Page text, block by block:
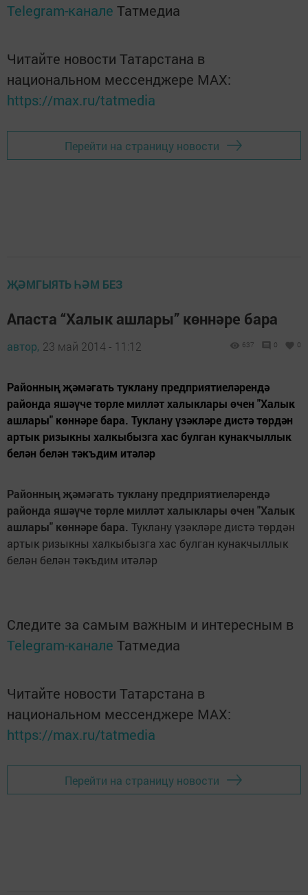
Telegram-канале Татмедиа
Читайте новости Татарстана в
национальном мессенджере MАХ:
https://max.ru/tatmedia
Перейти на страницу новости
ҖӘМГЫЯТЬ ҺӘМ БЕЗ
Апаста “Халык ашлары” көннәре бара
автор, 23 май 2014 - 11:12 637 0 0
Районның җәмәгать туклану предприятиеләрендә
районда яшәүче төрле милләт халыклары өчен "Халык
ашлары" көннәре бара. Туклану үзәкләре дистә төрдән
артык ризыкны халкыбызга хас булган кунакчыллык
белән белән тәкъдим итәләр
Районның җәмәгать туклану предприятиеләрендә
районда яшәүче төрле милләт халыклары өчен "Халык
ашлары" көннәре бара. Туклану үзәкләре дистә төрдән
артык ризыкны халкыбызга хас булган кунакчыллык
белән белән тәкъдим итәләр
Следите за самым важным и интересным в
Telegram-канале Татмедиа
Читайте новости Татарстана в
национальном мессенджере MАХ:
https://max.ru/tatmedia
Перейти на страницу новости